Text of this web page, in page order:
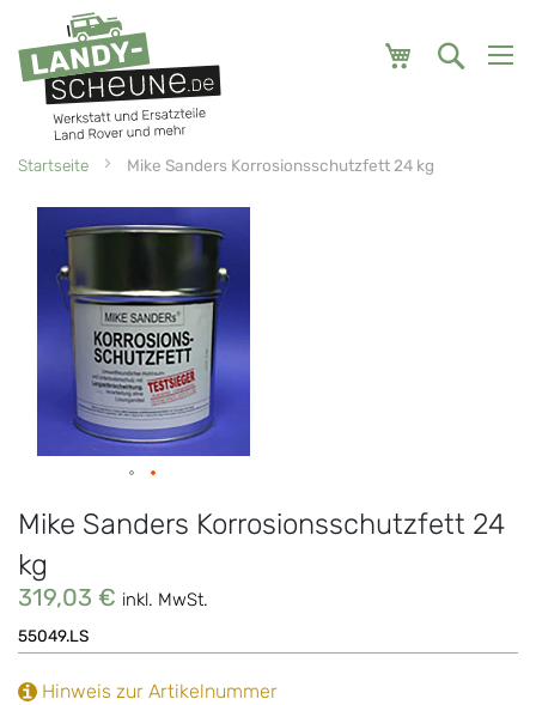
Mein
Startseite Mike Sanders Korrosionsschutzfett 24 kg
Bildgalerie
springen
Mike Sanders Korrosionsschutzfett 24
kg
319,03 € inkl. MwSt.
55049.LS
Hinweis zur Artikelnummer